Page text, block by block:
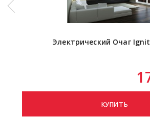
Электрический Очаг
КУПИТЬ